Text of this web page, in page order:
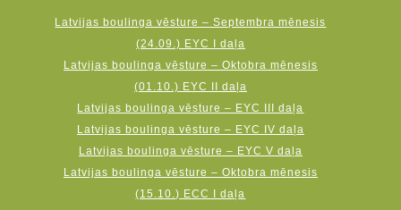
Latvijas boulinga vēsture – Septembra mēnesis
(24.09.) EYC I daļa
Latvijas boulinga vēsture – Oktobra mēnesis
(01.10.) EYC II daļa
Latvijas boulinga vēsture – EYC III daļa
Latvijas boulinga vēsture – EYC IV daļa
Latvijas boulinga vēsture – EYC V daļa
Latvijas boulinga vēsture – Oktobra mēnesis
(15.10.) ECC I daļa